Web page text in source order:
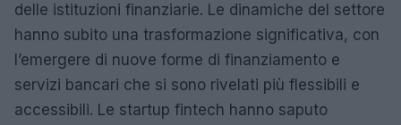
delle istituzioni finanziarie. Le dinamiche del settore
hanno subito una trasformazione significativa, con
l’emergere di nuove forme di finanziamento e
servizi bancari che si sono rivelati più flessibili e
accessibili. Le startup fintech hanno saputo